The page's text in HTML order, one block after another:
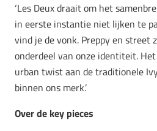
‘Les Deux draait om het
in eerste instantie niet lijken te
vind je de vonk. Preppy en street
onderdeel van onze identiteit.
urban twist aan de traditionele
binnen ons merk.’
Over de key pieces